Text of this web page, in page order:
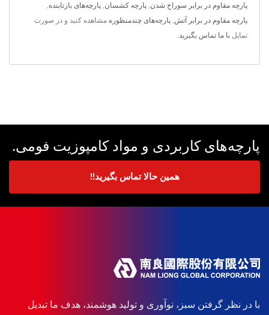
پارچه مقاوم در برابر سوراخ شدن پارچه کشسان پارچه‌های بازتابنده
پارچه مقاوم در برابر آتش پارچه‌های چندمنظوره مشاهده کنید و در صورت
تمایل با ما تماس بگیرید
پارچه‌های کاربردی و مواد کامپوزیت فومی.
همین حالا تماس بگیرید!!
با در نظر گرفتن سبز، نوآوری و تولید هوشمند، هدف ما تبدیل